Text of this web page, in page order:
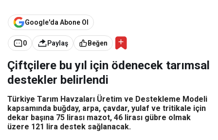
Google'da Abone Ol
0 Paylaş Beğen
Çiftçilere bu yıl için ödenecek tarımsal
destekler belirlendi
Türkiye Tarım Havzaları Üretim ve Destekleme Modeli
kapsamında buğday, arpa, çavdar, yulaf ve tritikale için
dekar başına 75 lirası mazot, 46 lirası gübre olmak
üzere 121 lira destek sağlanacak.